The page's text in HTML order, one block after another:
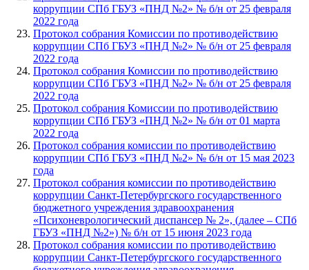
коррупции СПб ГБУЗ «ПНД №2» № б/н от 25 февраля
2022 года
Протокол собрания Комиссии по противодействию
коррупции СПб ГБУЗ «ПНД №2» № б/н от 25 февраля
2022 года
Протокол собрания Комиссии по противодействию
коррупции СПб ГБУЗ «ПНД №2» № б/н от 25 февраля
2022 года
Протокол собрания Комиссии по противодействию
коррупции СПб ГБУЗ «ПНД №2» № б/н от 01 марта
2022 года
Протокол собрания комиссии по противодействию
коррупции СПб ГБУЗ «ПНД №2» № б/н от 15 мая 2023
года
Протокол собрания комиссии по противодействию
коррупции Санкт-Петербургского государственного
бюджетного учреждения здравоохранения
«Психоневрологический диспансер № 2», (далее – СПб
ГБУЗ «ПНД №2») № б/н от 15 июня 2023 года
Протокол собрания комиссии по противодействию
коррупции Санкт-Петербургского государственного